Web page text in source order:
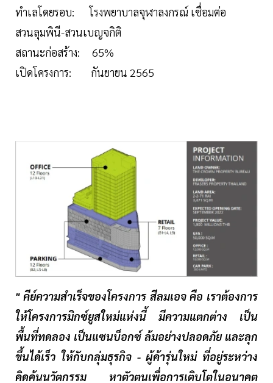
ทำเลโดยรอบ: โรงพยาบาลจุฬาลงกรณ์ เชื่อมต่อ
สวนลุมพินี-สวนเบญจกิติ
สถานะก่อสร้าง: 65%
เปิดโครงการ: กันยายน 2565
" คีย์ความสำเร็จของโครงการ สีลมเอจ คือ เราต้องการ
ให้โครงการมิกซ์ยูสใหม่แห่งนี้ มีความแตกต่าง เป็น
พื้นที่ทดลอง เป็นแซนบ็อกซ์ ล้มอย่างปลอดภัย และลุก
ขึ้นได้เร็ว ให้กับกลุ่มธุรกิจ - ผู้ค้ารุ่นใหม่ ที่อยู่ระหว่าง
คิดค้นนวัตกรรม หาตัวตนเพื่อการเติบโตในอนาคต